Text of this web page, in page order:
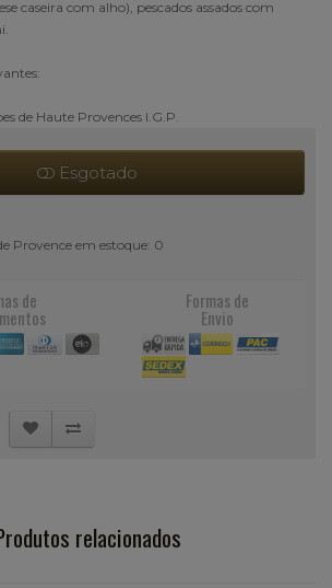
caseira com alho), pescados assados com
de Haute Provences I.G.P.
Esgotado
Provence em estoque: 0
de Formas de
Envio
relacionados